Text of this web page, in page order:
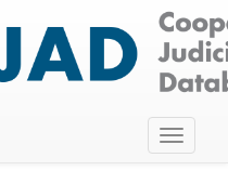
Toggle